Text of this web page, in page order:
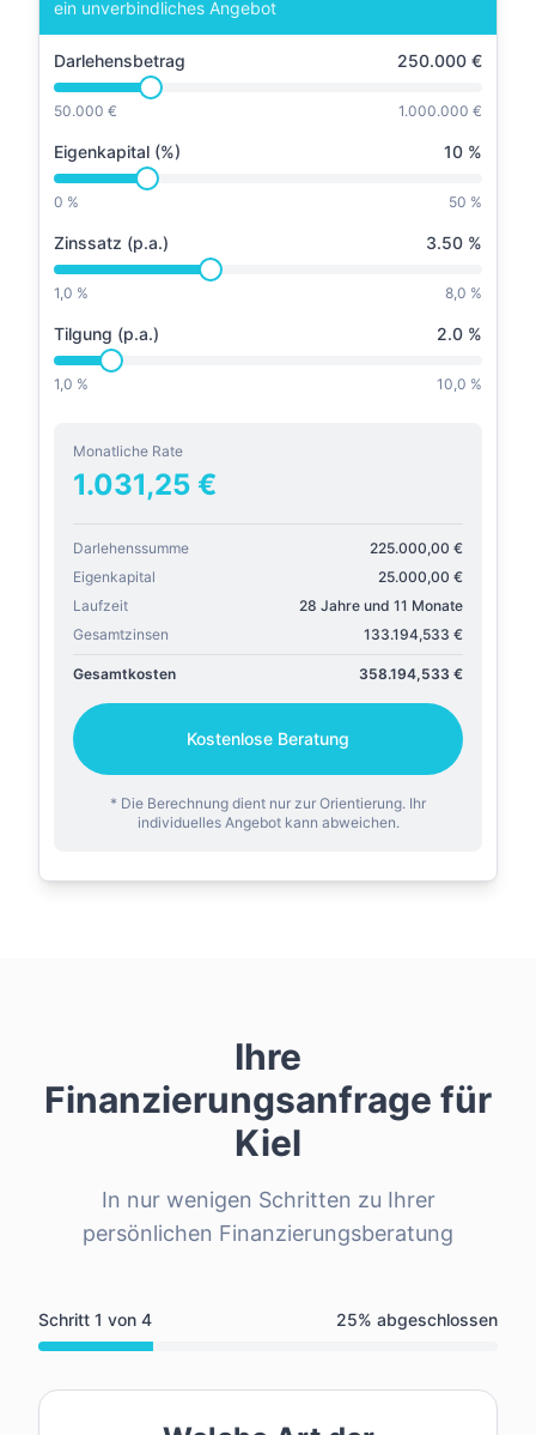
ein unverbindliches Angebot
Darlehensbetrag 250.000 €
50.000 € 1.000.000 €
Eigenkapital (%) 10 %
0 % 50 %
Zinssatz (p.a.) 3.50 %
1,0 % 8,0 %
Tilgung (p.a.) 2.0 %
1,0 % 10,0 %
Monatliche Rate
1.031,25 €
Darlehenssumme 225.000,00 €
Eigenkapital
25.000,00 €
Laufzeit
28 Jahre und 11 Monate
Gesamtzinsen
133.194,533 €
Gesamtkosten 358.194,533 €
Kostenlose Beratung
* Die Berechnung dient nur zur Orientierung. Ihr
individuelles Angebot kann abweichen.
Ihre
Finanzierungsanfrage für
Kiel
In nur wenigen Schritten zu Ihrer
persönlichen Finanzierungsberatung
Schritt 1 von 4 25% abgeschlossen